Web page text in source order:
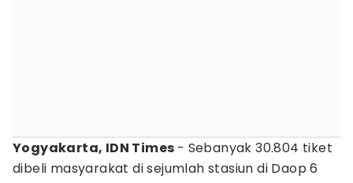
Yogyakarta, IDN Times - Sebanyak 30.804 tiket
dibeli masyarakat di sejumlah stasiun di Daop 6